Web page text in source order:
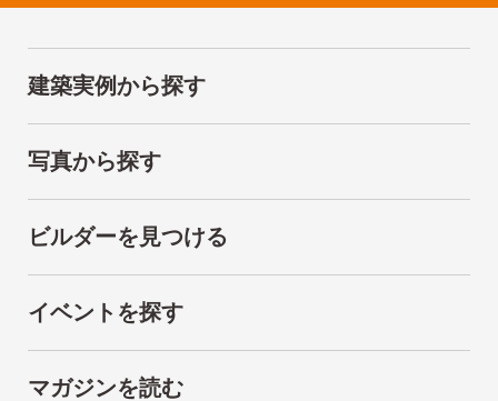
建築実例から探す
写真から探す
ビルダーを見つける
イベントを探す
マガジンを読む